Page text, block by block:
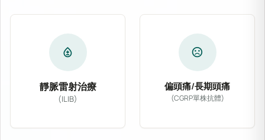
bloodtype
靜脈雷射治療
(ILIB)
sentiment_dissatisfied
偏頭痛/長期頭痛
(CGRP單株抗體)